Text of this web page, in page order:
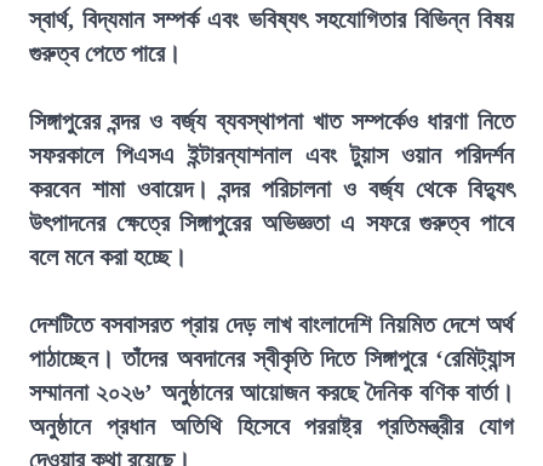
স্বার্থ, বিদ্যমান সম্পর্ক এবং ভবিষ্যৎ সহযোগিতার বিভিন্ন বিষয়
গুরুত্ব পেতে পারে।
সিঙ্গাপুরের বন্দর ও বর্জ্য ব্যবস্থাপনা খাত সম্পর্কেও ধারণা নিতে
সফরকালে পিএসএ ইন্টারন্যাশনাল এবং টুয়াস ওয়ান পরিদর্শন
করবেন শামা ওবায়েদ। বন্দর পরিচালনা ও বর্জ্য থেকে বিদ্যুৎ
উৎপাদনের ক্ষেত্রে সিঙ্গাপুরের অভিজ্ঞতা এ সফরে গুরুত্ব পাবে
বলে মনে করা হচ্ছে।
দেশটিতে বসবাসরত প্রায় দেড় লাখ বাংলাদেশি নিয়মিত দেশে অর্থ
পাঠাচ্ছেন। তাঁদের অবদানের স্বীকৃতি দিতে সিঙ্গাপুরে ‘রেমিট্যান্স
সম্মাননা ২০২৬’ অনুষ্ঠানের আয়োজন করছে দৈনিক বণিক বার্তা।
অনুষ্ঠানে প্রধান অতিথি হিসেবে পররাষ্ট্র প্রতিমন্ত্রীর যোগ
দেওয়ার কথা রয়েছে।